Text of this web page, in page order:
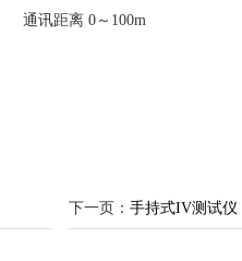
通讯距离 0～100m
下一页： 手持式IV测试仪